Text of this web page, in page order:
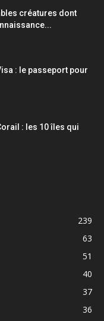
créatures dont
: le passeport pour
: les 10 îles qui
239
63
51
40
37
36